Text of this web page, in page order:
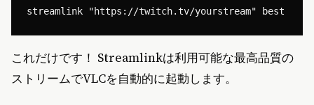
これだけです！ Streamlinkは利用可能な最高品質の
ストリームでVLCを自動的に起動します。